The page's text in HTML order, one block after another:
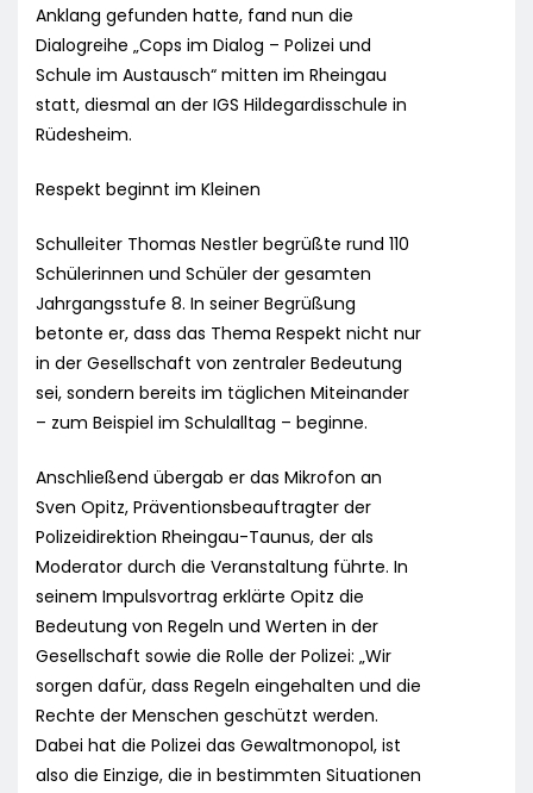
Anklang gefunden hatte, fand nun die
Dialogreihe „Cops im Dialog – Polizei und
Schule im Austausch“ mitten im Rheingau
statt, diesmal an der IGS Hildegardisschule in
Rüdesheim.
Respekt beginnt im Kleinen
Schulleiter Thomas Nestler begrüßte rund 110
Schülerinnen und Schüler der gesamten
Jahrgangsstufe 8. In seiner Begrüßung
betonte er, dass das Thema Respekt nicht nur
in der Gesellschaft von zentraler Bedeutung
sei, sondern bereits im täglichen Miteinander
– zum Beispiel im Schulalltag – beginne.
Anschließend übergab er das Mikrofon an
Sven Opitz, Präventionsbeauftragter der
Polizeidirektion Rheingau-Taunus, der als
Moderator durch die Veranstaltung führte. In
seinem Impulsvortrag erklärte Opitz die
Bedeutung von Regeln und Werten in der
Gesellschaft sowie die Rolle der Polizei: „Wir
sorgen dafür, dass Regeln eingehalten und die
Rechte der Menschen geschützt werden.
Dabei hat die Polizei das Gewaltmonopol, ist
also die Einzige, die in bestimmten Situationen